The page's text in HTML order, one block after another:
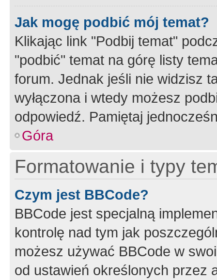
Jak mogę podbić mój temat?
Klikając link "Podbij temat"
"podbić" temat na górę listy
forum. Jednak jeśli nie widzisz
wyłączona i wtedy możesz
odpowiedź. Pamiętaj
Góra
Formatowanie i typy
Czym jest BBCode?
BBCode jest specjalną
kontrolę nad tym jak
możesz używać BBCode w
od ustawień określonych przez